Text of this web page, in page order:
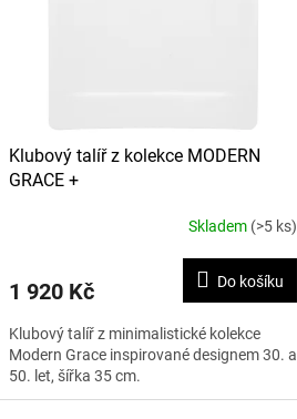
Klubový talíř z kolekce MODERN
GRACE +
Skladem (>5 ks)
1 920 Kč Do košíku
Klubový talíř z minimalistické kolekce
Modern Grace inspirované designem 30. a
50. let, šířka 35 cm.